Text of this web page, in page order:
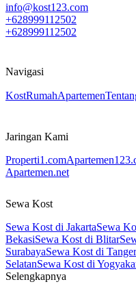
info@kost123.com
+628999112502
+628999112502
Navigasi
KostRumahApartemen
Jaringan Kami
Properti1.com
Apartemen.net
Sewa Kost
Sewa Kost di JakartaSewa
BekasiSewa Kost di Blitar
SurabayaSewa Kost di
SelatanSewa Kost di
Selengkapnya